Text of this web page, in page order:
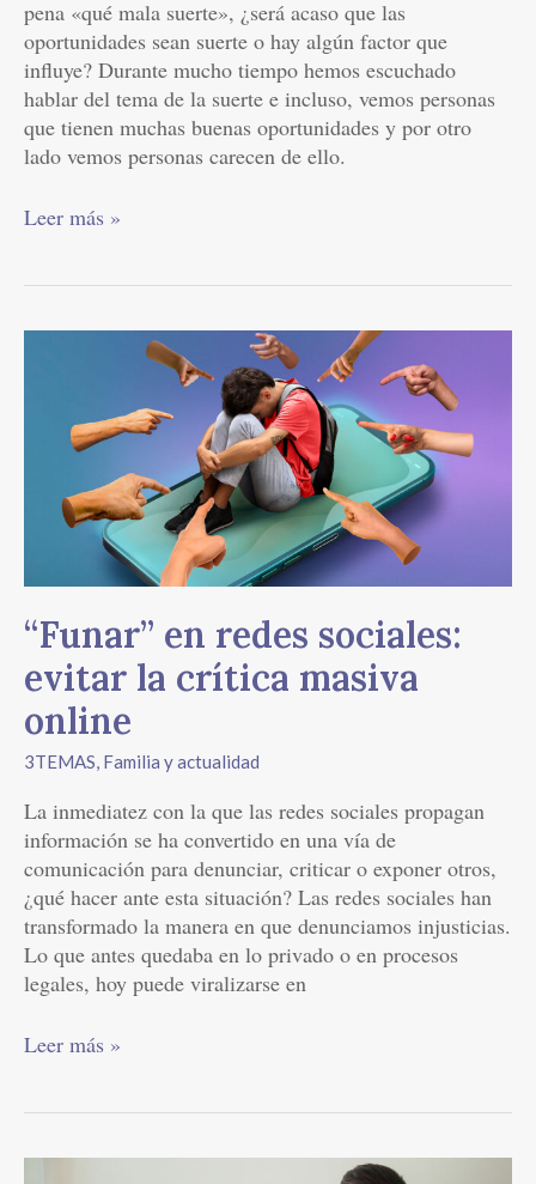
pena «qué mala suerte», ¿será acaso que las
oportunidades sean suerte o hay algún factor que
influye? Durante mucho tiempo hemos escuchado
hablar del tema de la suerte e incluso, vemos personas
que tienen muchas buenas oportunidades y por otro
lado vemos personas carecen de ello.
Leer más »
“Funar” en redes sociales:
evitar la crítica masiva
online
3TEMAS, Familia y actualidad
La inmediatez con la que las redes sociales propagan
información se ha convertido en una vía de
comunicación para denunciar, criticar o exponer otros,
¿qué hacer ante esta situación? Las redes sociales han
transformado la manera en que denunciamos injusticias.
Lo que antes quedaba en lo privado o en procesos
legales, hoy puede viralizarse en
sociales:
crítica
Leer más »